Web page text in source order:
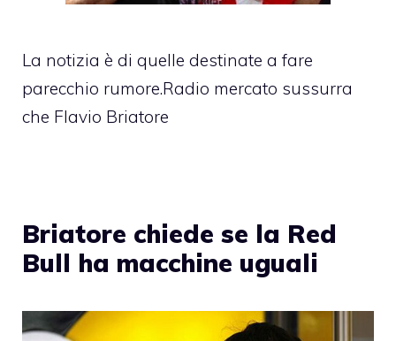
La notizia è di quelle destinate a fare
parecchio rumore.Radio mercato sussurra
che Flavio Briatore
Briatore chiede se la Red
Bull ha macchine uguali